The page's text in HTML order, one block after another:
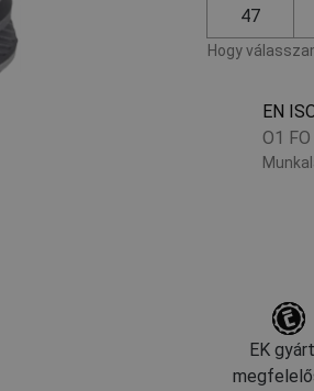
47
Hogy
EN
O1 FO
EK